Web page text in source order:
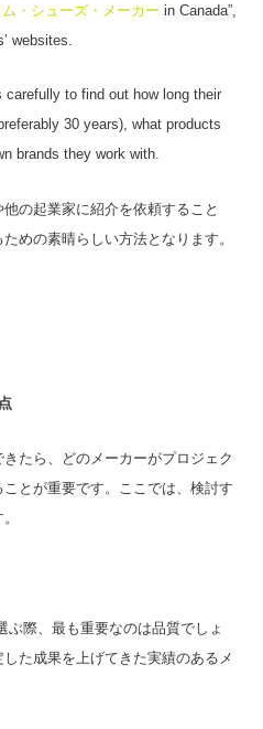
・シューズ・メーカー in Canada”,
websites.
to find out how long their
30 years), what products
brands they work with.
の起業家に紹介を依頼すること
めの素晴らしい方法となります。
たら、どのメーカーがプロジェク
とが重要です。ここでは、検討す
ぶ際、最も重要なのは品質でしょ
た成果を上げてきた実績のあるメ